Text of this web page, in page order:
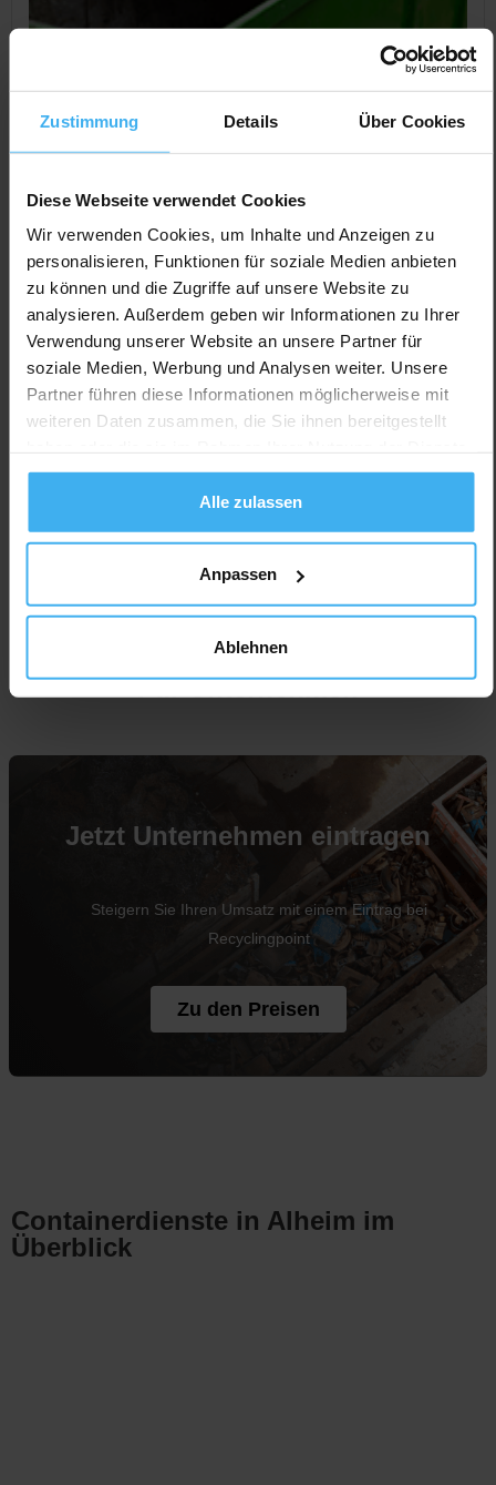
Zustimmung Details Über Cookies
Diese Webseite verwendet Cookies
Wir verwenden Cookies, um Inhalte und Anzeigen zu
personalisieren, Funktionen für soziale Medien anbieten
zu können und die Zugriffe auf unsere Website zu
analysieren. Außerdem geben wir Informationen zu Ihrer
Verwendung unserer Website an unsere Partner für
soziale Medien, Werbung und Analysen weiter. Unsere
Partner führen diese Informationen möglicherweise mit
weiteren Daten zusammen, die Sie ihnen bereitgestellt
gesammelt haben.
Alle zulassen
Anpassen
Ablehnen
CONTAINERDIENST
Dieter und René Metzner GbR
Noch keine Bewertung
Braacher Str. 13, 36211 Alheim (Baumbach), Deutschland
Jetzt Anrufen
Für Unternehmen
Jetzt Unternehmen eintragen
Steigern Sie Ihren Umsatz mit einem Eintrag bei
Recyclingpoint
Zu den Preisen
Containerdienste in Alheim im
Überblick